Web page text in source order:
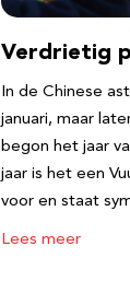
Verdrietig
In de Chinese
januari, maar
begon het jaar
jaar is het een
voor en staat
Lees meer